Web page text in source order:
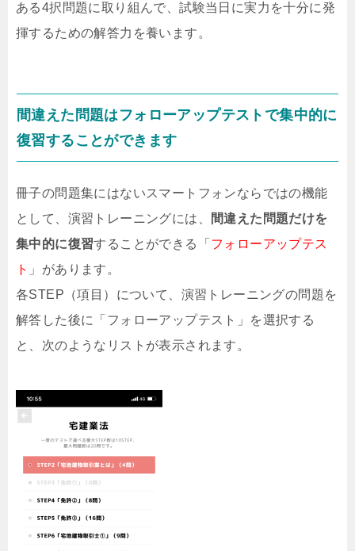
ある4択問題に取り組んで、試験当日に実力を十分に発
揮するための解答力を養います。
間違えた問題はフォローアップテストで集中的に
復習することができます
冊子の問題集にはないスマートフォンならではの機能
として、演習トレーニングには、
間違えた問題だけを
集中的に復習することができる「 フォローアップテス
ト 」があります。
各STEP（項目）について、演習トレーニングの問題を
解答した後に「フォローアップテスト」を選択する
と、次のようなリストが表示されます。